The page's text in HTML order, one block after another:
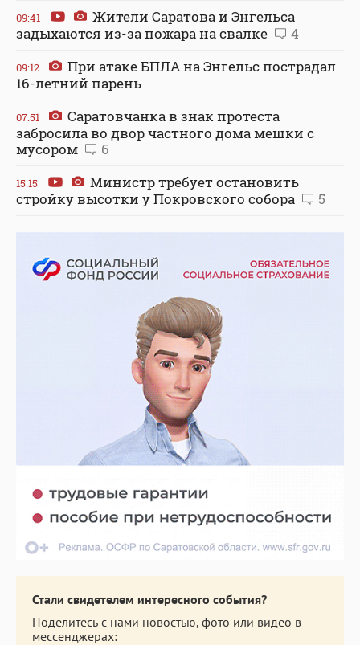
09:41
Жители Саратова и Энгельса
задыхаются из-за пожара на свалке
4
09:12
При атаке БПЛА на Энгельс пострадал
16-летний парень
07:51
Саратовчанка в знак протеста
забросила во двор частного дома мешки с
мусором
6
15:15
Министр требует остановить
стройку высотки у Покровского собора
5
Стали свидетелем интересного события?
Поделитесь с нами новостью, фото или видео в
мессенджерах: